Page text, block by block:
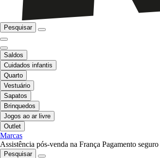
Pesquisar
Saldos
Cuidados infantis
Quarto
Vestuário
Sapatos
Brinquedos
Jogos ao ar livre
Outlet
Marcas
Assistência pós-venda na França Pagamento seguro
Pesquisar